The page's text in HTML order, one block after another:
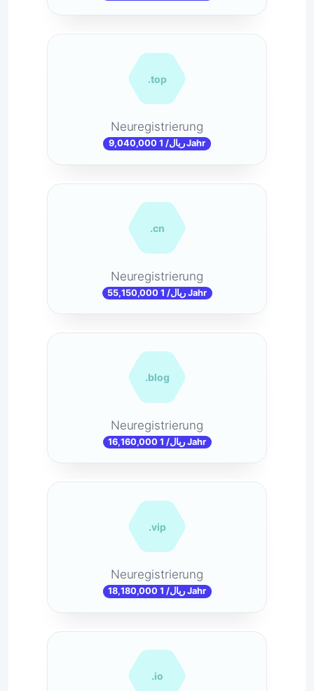
.top
Neuregistrierung
9,040,000 ریال/ 1 Jahr
.cn
Neuregistrierung
55,150,000 ریال/ 1 Jahr
.blog
Neuregistrierung
16,160,000 ریال/ 1 Jahr
.vip
Neuregistrierung
18,180,000 ریال/ 1 Jahr
.io